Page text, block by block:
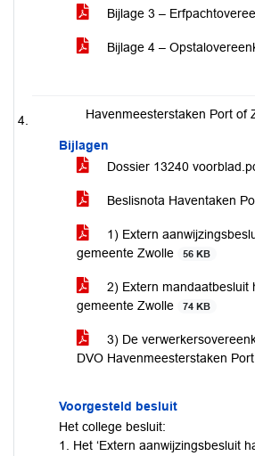
Bijlage 3 –
Bijlage 4 –
Havenmeesterstaken Port of
Bijlagen
Dossier 13240
Beslisnota Haventaken
1) Extern
gemeente Zwolle
56 KB
2) Extern mandaatbesluit
gemeente Zwolle
74 KB
3) De
DVO Havenmeesterstaken
Voorgesteld besluit
Het college besluit:
1. Het ‘Extern aanwijzingsbesluit